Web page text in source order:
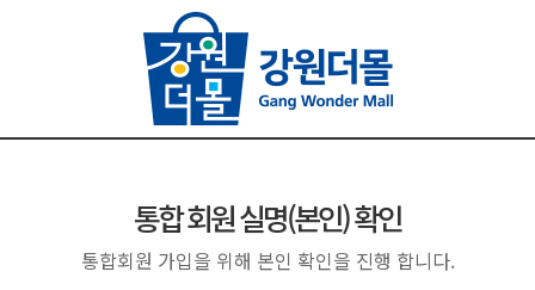
통합 회원 실명(본인) 확인
통합회원 가입을 위해 본인 확인을 진행 합니다.